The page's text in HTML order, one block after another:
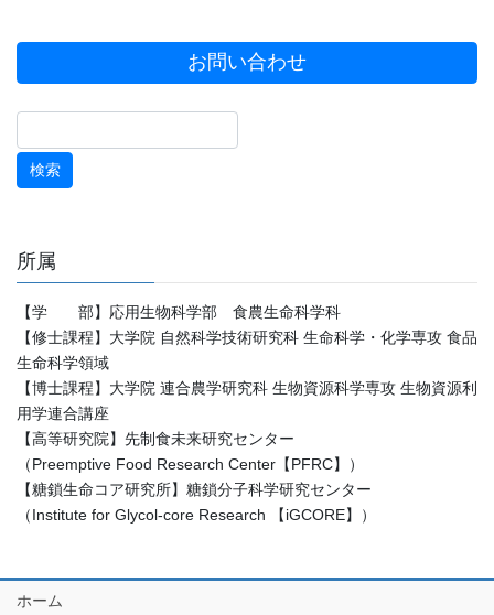
お問い合わせ
所属
【学 部】応用生物科学部 食農生命科学科
【修士課程】大学院 自然科学技術研究科 生命科学・化学専攻 食品
生命科学領域
【博士課程】大学院 連合農学研究科 生物資源科学専攻 生物資源利
用学連合講座
【高等研究院】先制食未来研究センター
（Preemptive Food Research Center【PFRC】）
【糖鎖生命コア研究所】糖鎖分子科学研究センター
（Institute for Glycol-core Research 【iGCORE】）
ホーム